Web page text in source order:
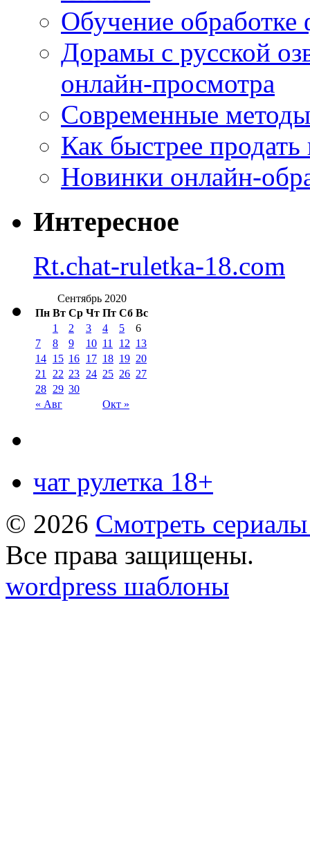
Обучение
Дорамы с русской
онлайн-просмотра
Современные
Как быстрее
Новинки онлайн-
Интересное
Rt.chat-ruletka-18.com
Сентябрь 2020
Пн Вт Ср Чт Пт Сб Вс
« Авг Окт »
1 2 3 4 5
6
7
8 9 10 11 12 13
14 15 16 17 18 19 20
21 22 23 24 25 26 27
28 29 30
чат рулетка 18+
© 2026 Смотреть
Все права защищены.
wordpress шаблоны